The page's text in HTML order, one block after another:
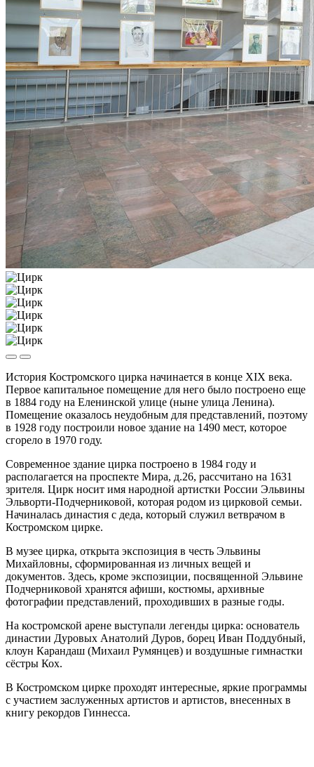
История Костромского цирка начинается в конце XIX века.
Первое капитальное помещение для него было построено еще
в 1884 году на Еленинской улице (ныне улица Ленина).
Помещение оказалось неудобным для представлений, поэтому
в 1928 году построили новое здание на 1490 мест, которое
сгорело в 1970 году.
Современное здание цирка построено в 1984 году и
располагается на проспекте Мира, д.26, рассчитано на 1631
зрителя. Цирк носит имя народной артистки России Эльвины
Эльворти-Подчерниковой, которая родом из цирковой семьи.
Начиналась династия с деда, который служил ветврачом в
Костромском цирке.
В музее цирка, открыта экспозиция в честь Эльвины
Михайловны, сформированная из личных вещей и
документов. Здесь, кроме экспозиции, посвященной Эльвине
Подчерниковой хранятся афиши, костюмы, архивные
фотографии представлений, проходивших в разные годы.
На костромской арене выступали легенды цирка: основатель
династии Дуровых Анатолий Дуров, борец Иван Поддубный,
клоун Карандаш (Михаил Румянцев) и воздушные гимнастки
сёстры Кох.
В Костромском цирке проходят интересные, яркие программы
с участием заслуженных артистов и артистов, внесенных в
книгу рекордов Гиннесса.